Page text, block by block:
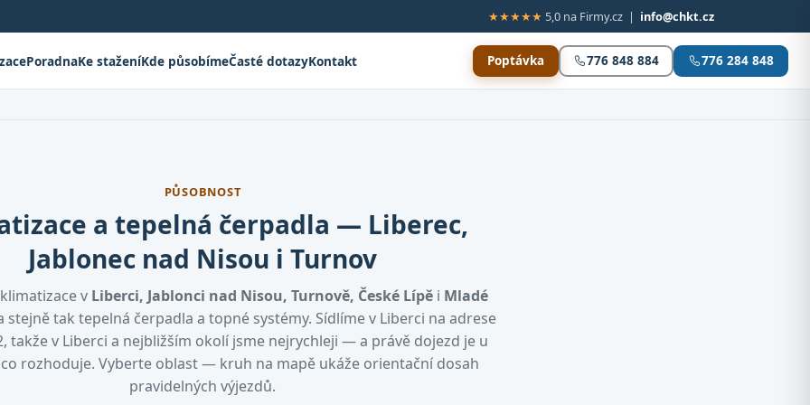
★★★★★ 5,0 na Firmy.cz | info@chkt.cz
PoradnaKe staženíKde působímeČasté dotazyKontakt Poptávka 776 848 884 776 284 848
PŮSOBNOST
a tepelná čerpadla — Liberec,
Jablonec nad Nisou i Turnov
v Liberci, Jablonci nad Nisou, Turnově, České Lípě i Mladé
tak tepelná čerpadla a topné systémy. Sídlíme v Liberci na adrese
takže v Liberci a nejbližším okolí jsme nejrychleji — a právě dojezd je u
rozhoduje. Vyberte oblast — kruh na mapě ukáže orientační dosah
pravidelných výjezdů.